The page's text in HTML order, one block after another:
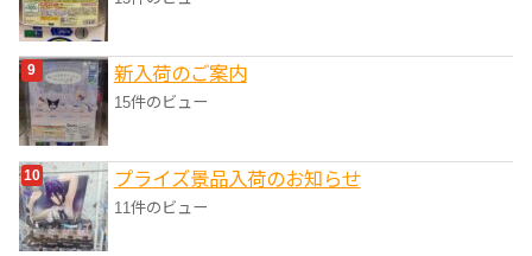
新入荷のご案内
15件のビュー
プライズ景品入荷のお知らせ
11件のビュー